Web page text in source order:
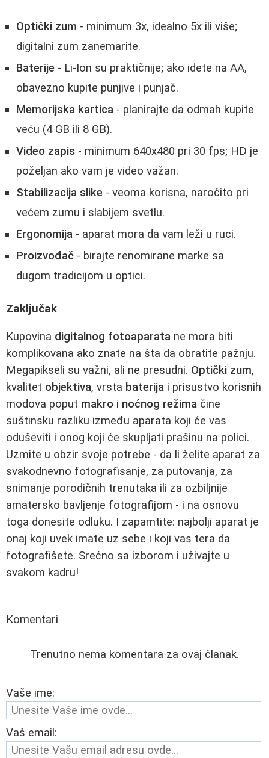
Optički zum - minimum 3x, idealno 5x ili više;
digitalni zum zanemarite.
Baterije - Li-Ion su praktičnije; ako idete na AA,
obavezno kupite punjive i punjač.
Memorijska kartica - planirajte da odmah kupite
veću (4 GB ili 8 GB).
Video zapis - minimum 640x480 pri 30 fps; HD je
poželjan ako vam je video važan.
Stabilizacija slike - veoma korisna, naročito pri
većem zumu i slabijem svetlu.
Ergonomija - aparat mora da vam leži u ruci.
Proizvođač - birajte renomirane marke sa
dugom tradicijom u optici.
Zaključak
Kupovina digitalnog fotoaparata ne mora biti
komplikovana ako znate na šta da obratite pažnju.
Megapikseli su važni, ali ne presudni. Optički zum,
kvalitet objektiva, vrsta baterija i prisustvo korisnih
modova poput makro i noćnog režima čine
suštinsku razliku između aparata koji će vas
oduševiti i onog koji će skupljati prašinu na polici.
Uzmite u obzir svoje potrebe - da li želite aparat za
svakodnevno fotografisanje, za putovanja, za
snimanje porodičnih trenutaka ili za ozbiljnije
amatersko bavljenje fotografijom - i na osnovu
toga donesite odluku. I zapamtite: najbolji aparat je
onaj koji uvek imate uz sebe i koji vas tera da
fotografišete. Srećno sa izborom i uživajte u
svakom kadru!
Komentari
Trenutno nema komentara za ovaj članak.
Vaše ime:
Vaš email: